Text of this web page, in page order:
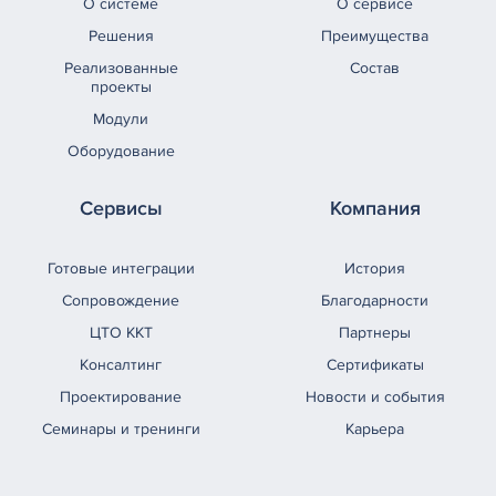
Решения
Реализованные
проекты
Модули
Оборудование
Преимущества
Состав
Сервисы
Готовые интеграции
Сопровождение
ЦТО ККТ
Консалтинг
Проектирование
Семинары и тренинги
Компания
История
Благодарности
Партнеры
Сертификаты
Новости и события
Карьера